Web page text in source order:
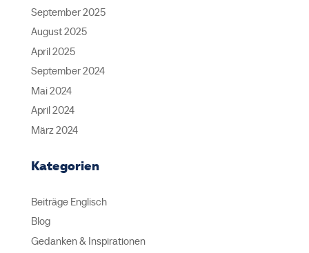
September 2025
August 2025
April 2025
September 2024
Mai 2024
April 2024
März 2024
Kategorien
Beiträge Englisch
Blog
Gedanken & Inspirationen